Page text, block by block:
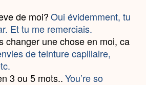
de moi? Oui évidemment, tu
Et tu me remerciais.
changer une chose en moi, ca
de teinture capillaire,
3 ou 5 mots.. You’re so